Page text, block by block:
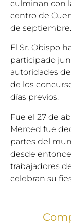
culminan con
centro de
de septiembre.
El Sr. Obispo
participado
autoridades
de los
días previos.
Fue el 27 de
Merced fue
partes del
desde
trabajadores
celebran su